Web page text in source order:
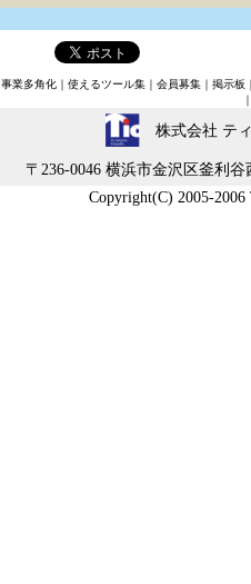
事業多角化｜ 使えるツール集｜ 会員募集｜ 掲示板
株式会社 テ
〒236-0046 横浜市金沢区釜利
Copyright(C) 2005-